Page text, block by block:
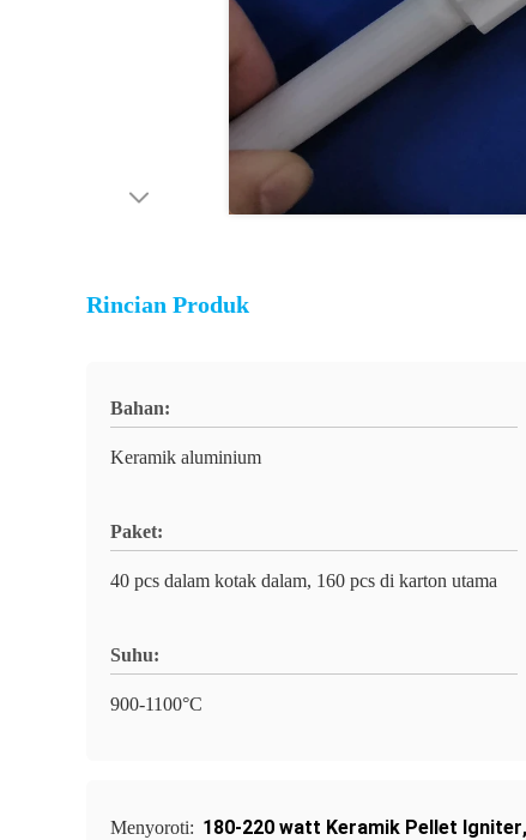
Rincian Produk
Bahan:
Keramik aluminium
Paket:
40 pcs dalam kotak dalam, 160 pcs di karton utama
Suhu:
900-1100°C
Menyoroti: 180-220 watt Keramik Pellet Igniter,